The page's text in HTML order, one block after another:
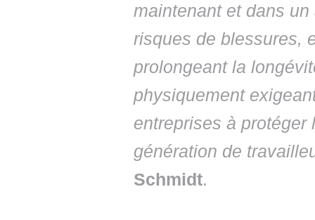
maintenant et dans
risques de blessures,
prolongeant la
physiquement
entreprises à
génération de
Schmidt.